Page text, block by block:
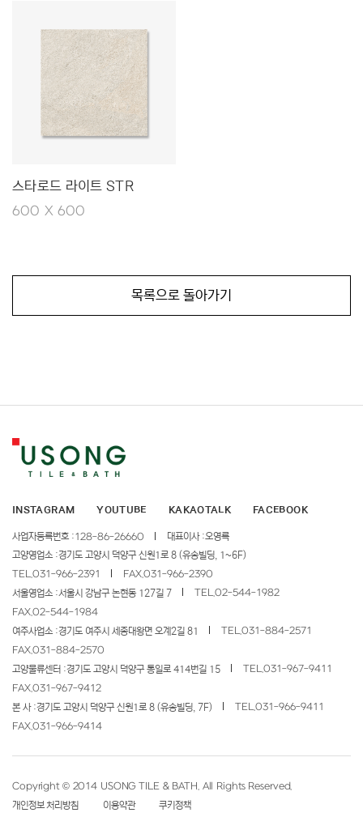
스타로드 라이트 STR
600 X 600
목록으로 돌아가기
INSTAGRAM YOUTUBE KAKAOTALK FACEBOOK
사업자등록번호 :128-86-26660 대표이사 :오영록
고양영업소 :경기도 고양시 덕양구 신원1로 8 (유송빌딩, 1~6F)
TEL.031-966-2391 FAX.031-966-2390
서울영업소 :서울시 강남구 논현동 127길 7 TEL.02-544-1982
FAX.02-544-1984
여주사업소 :경기도 여주시 세종대왕면 오계2길 81 TEL.031-884-2571
FAX.031-884-2570
고양물류센터 :경기도 고양시 덕양구 통일로 414번길 15 TEL.031-967-9411
FAX.031-967-9412
본 사 :경기도 고양시 덕양구 신원1로 8 (유송빌딩, 7F) TEL.031-966-9411
FAX.031-966-9414
Copyright © 2014 USONG TILE & BATH. All Rights Reserved.
개인정보 처리방침 이용약관 쿠키정책